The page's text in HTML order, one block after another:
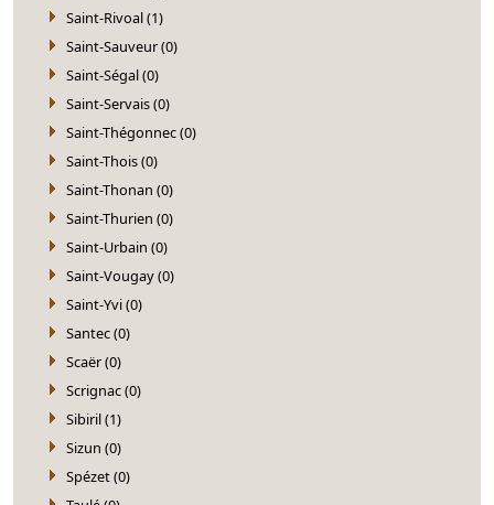
Saint-Rivoal (1)
Saint-Sauveur (0)
Saint-Ségal (0)
Saint-Servais (0)
Saint-Thégonnec (0)
Saint-Thois (0)
Saint-Thonan (0)
Saint-Thurien (0)
Saint-Urbain (0)
Saint-Vougay (0)
Saint-Yvi (0)
Santec (0)
Scaër (0)
Scrignac (0)
Sibiril (1)
Sizun (0)
Spézet (0)